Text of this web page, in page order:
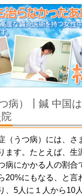
病）┃鍼 中国
（うつ病）には、さ
ます。たとえば、生
病にかかる人の割合
20%にもなる、と言
、5人に１人から10